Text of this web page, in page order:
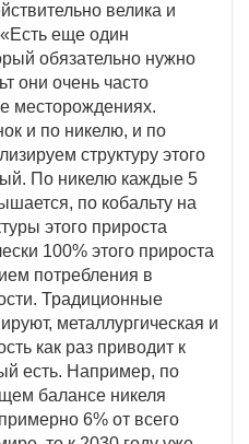
велика и
еще один
обязательно нужно
они очень часто
месторождениях.
и по никелю, и по
структуру этого
По никелю каждые 5
по кобальту на
этого прироста
100% этого прироста
потребления в
Традиционные
металлургическая и
как раз приводит к
есть. Например, по
балансе никеля
6% от всего